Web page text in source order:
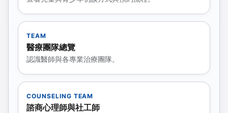
TEAM
醫療團隊總覽
認識醫師與各專業治療團隊。
COUNSELING TEAM
諮商心理師與社工師